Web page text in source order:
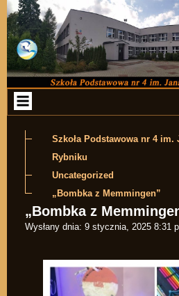
Szkoła Podstawowa nr 4 im.
Rybniku
Uncategorized
„Bombka z Memmingen”
„Bombka z
Wysłany dnia: 9 stycznia, 2025 8:31